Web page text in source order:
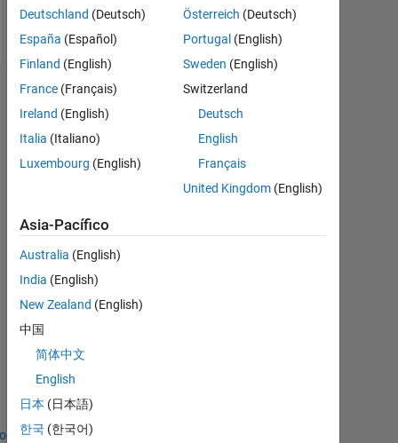
Follow
Insignias
No
Badges
Earned
Deutschland (Deutsch)
España (Español)
Finland (English)
France (Français)
Ireland (English)
Italia (Italiano)
Luxembourg (English)
Österreich (Deutsch)
Portugal (English)
Sweden (English)
Switzerland
Deutsch
English
Français
United Kingdom(English)
Asia-Pacífico
Australia (English)
India (English)
New Zealand (English)
中国
简体中文
English
日本 (日本語)
한국 (한국어)